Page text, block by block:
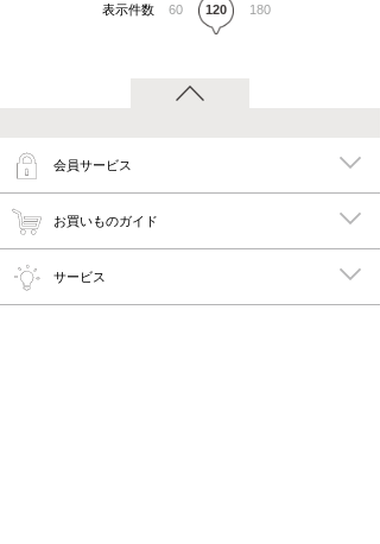
表示件数 60 120 180
会員サービス
お買いものガイド
サービス